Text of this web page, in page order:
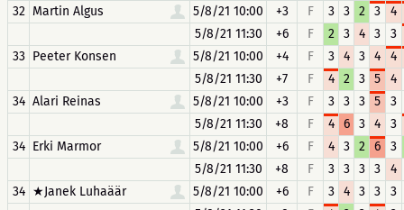
32 Martin Algus 5/8/21 10:00 +3 F 3 3 2 3
4
5/8/21 11:30
+6 F 2 3 4 3
3
33 Peeter Konsen 5/8/21 10:00 +4 F 3 4 3 4
4
5/8/21 11:30
+7 F 4 2 3 5
4
34 Alari Reinas 5/8/21 10:00 +3 F 3 3 3 5
3
5/8/21 11:30
+8 F 4 6 3 4
3
34 Erki Marmor 5/8/21 10:00 +6 F 4 3 2 6
3
5/8/21 11:30
+8 F 3 3 3 3
4
34 ★Janek Luhaäär 5/8/21 10:00 +6 F 3 4 3 3
3